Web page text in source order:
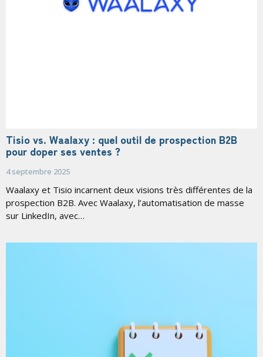
Tisio vs. Waalaxy : quel outil de prospection B2B
pour doper ses ventes ?
4 septembre 2025
Waalaxy et Tisio incarnent deux visions très différentes de la
prospection B2B. Avec Waalaxy, l’automatisation de masse
sur LinkedIn, avec…